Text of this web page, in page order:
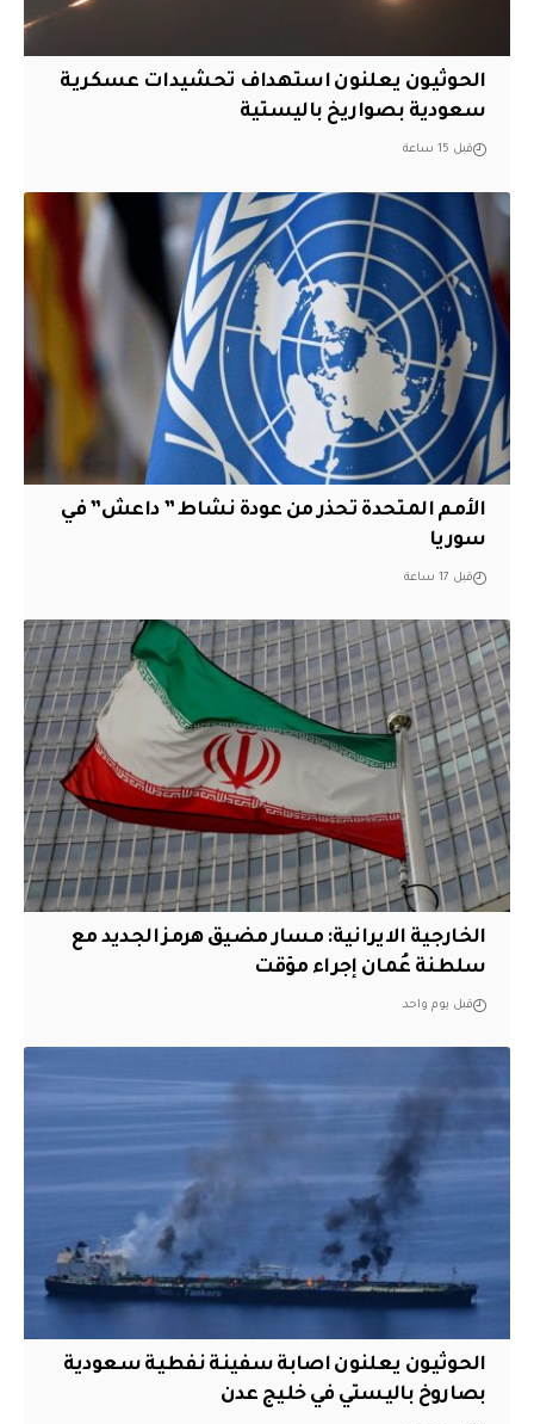
الحوثيون يعلنون استهداف تحشيدات عسكرية
سعودية بصواريخ باليستية
قبل 15 ساعة
الأمم المتحدة تحذر من عودة نشاط ” داعش” في
سوريا
قبل 17 ساعة
الخارجية الايرانية: مسار مضيق هرمز الجديد مع
سلطنة عُمان إجراء مؤقت
قبل يوم واحد
الحوثيون يعلنون اصابة سفينة نفطية سعودية
بصاروخ باليستي في خليج عدن